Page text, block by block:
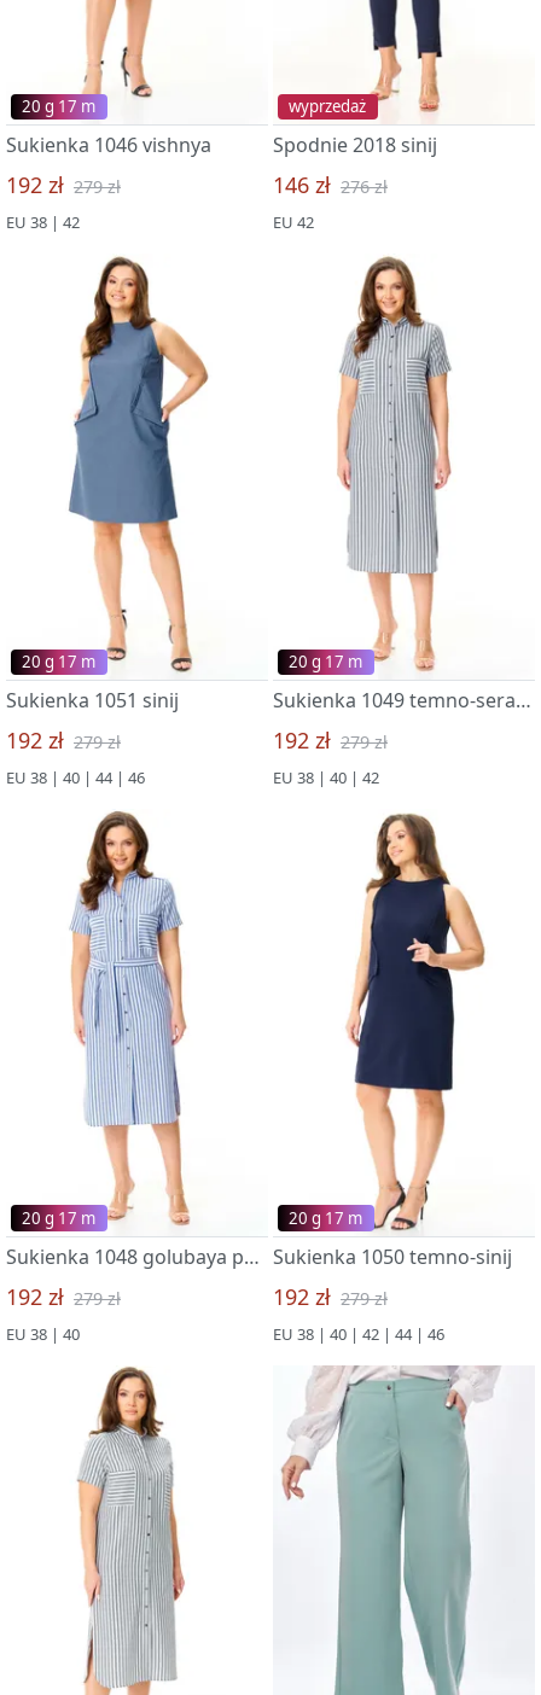
20 g 17 m
Sukienka 1046 vishnya
192 zł 279 zł
EU 38 | 42
wyprzedaż
Spodnie 2018 sinij
146 zł 276 zł
EU 42
20 g 17 m
Sukienka 1051 sinij
192 zł 279 zł
EU 38 | 40 | 44 | 46
20 g 17 m
Sukienka 1049 temno-seraya poloska
192 zł 279 zł
EU 38 | 40 | 42
20 g 17 m
Sukienka 1048 golubaya poloska
192 zł 279 zł
EU 38 | 40
20 g 17 m
Sukienka 1050 temno-sinij
192 zł 279 zł
EU 38 | 40 | 42 | 44 | 46